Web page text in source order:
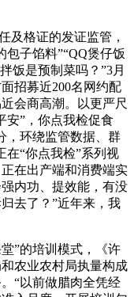
格证的发证监管，
包子馅料”“QQ煲仔饭
饭是预制菜吗？”3月
招募近200名网约配
会商高潮。以更严尺
安”，你点我检促食
，环绕监管数据、群
在“你点我检”系列视
在出产端和消费端实
内功、提效能，有没
去了？”近年来，我
”的培训模式，《许
农业农村局执量构成
“以前做腊肉全凭经